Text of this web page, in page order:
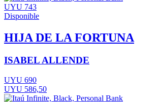
UYU 743
Disponible
HIJA DE LA FORTUNA
ISABEL ALLENDE
UYU 690
UYU 586,50